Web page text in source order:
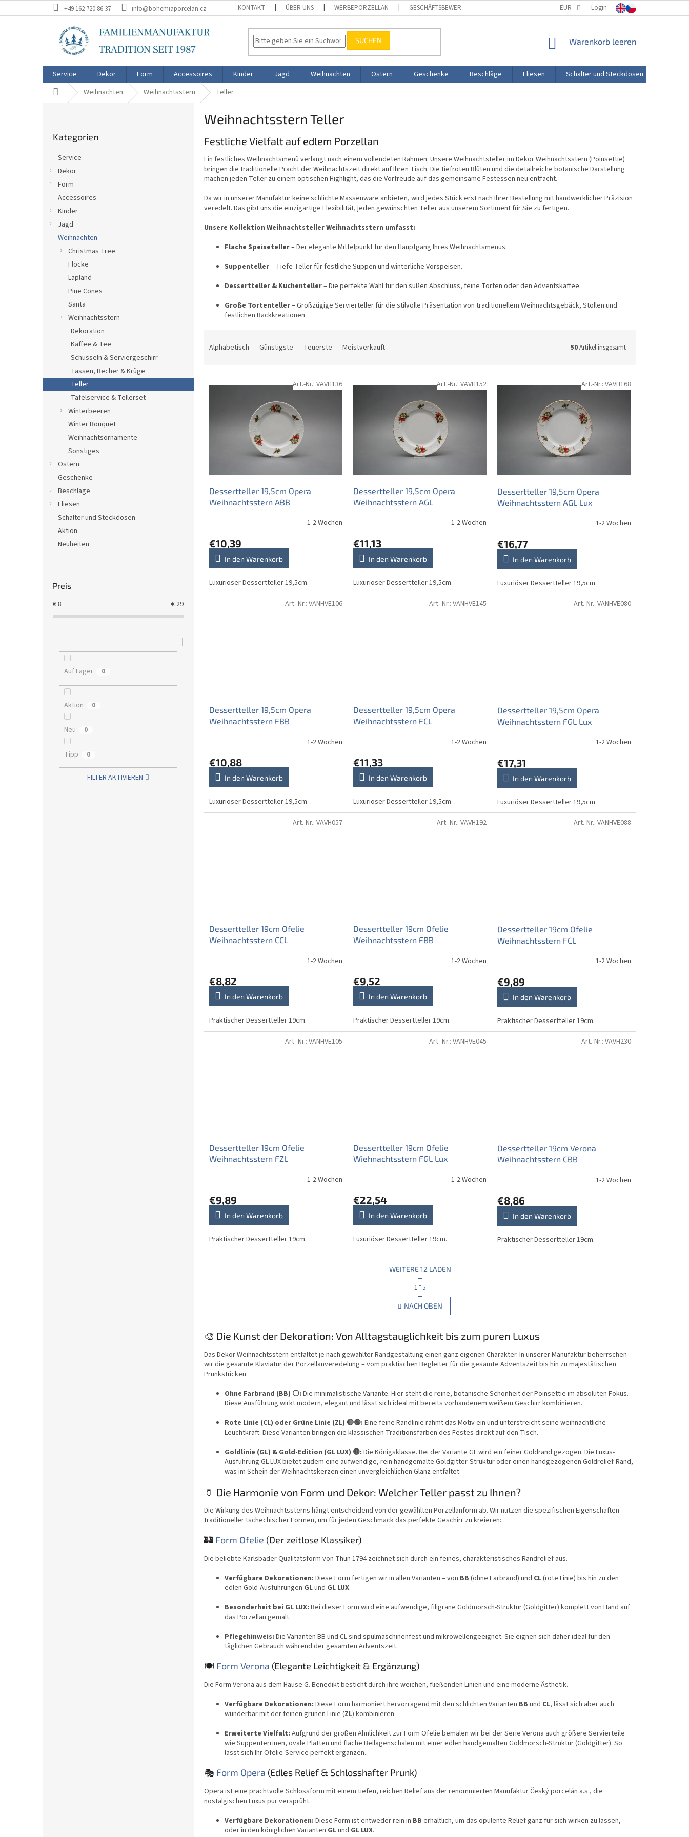
Inhalt
+49 162 720 86 37 info@bohemiaporcelan.cz KONTAKT ÜBER UNS WERBEPORZELLAN GESCHÄFTSBEWERTUNG PORZELLANHERSTELLUNG TRANSPORT UND ZAHLUNG
EUR Login
SUCHEN WARENKORB
Warenkorb leeren
Service Dekor Form Accessoires Kinder Jagd Weihnachten Ostern Geschenke Beschläge Fliesen Schalter und Steckdosen
StartseiteWeihnachten Weihnachtsstern Teller
überspringen
Kategorien
Service
Dekor
Form
Accessoires
Kinder
Jagd
Weihnachten
Christmas Tree
Flocke
Lapland
Pine Cones
Santa
Weihnachtsstern
Dekoration
Kaffee & Tee
Schüsseln & Serviergeschirr
Tassen, Becher & Krüge
Teller
Tafelservice & Tellerset
Winterbeeren
Winter Bouquet
Weihnachtsornamente
Sonstiges
Ostern
Geschenke
Beschläge
Fliesen
Schalter und Steckdosen
Aktion
Neuheiten
Preis
€8 € 29
Auf Lager 0
Aktion 0
Neu 0
Tipp 0
FILTER AKTIVIEREN
Weihnachtsstern Teller
Festliche Vielfalt auf edlem Porzellan
Ein festliches Weihnachtsmenü verlangt nach einem vollendeten Rahmen. Unsere Weihnachtsteller im Dekor Weihnachtsstern (Poinsettie)
bringen die traditionelle Pracht der Weihnachtszeit direkt auf Ihren Tisch. Die tiefroten Blüten und die detailreiche botanische Darstellung
machen jeden Teller zu einem optischen Highlight, das die Vorfreude auf das gemeinsame Festessen neu entfacht.
Da wir in unserer Manufaktur keine schlichte Massenware anbieten, wird jedes Stück erst nach Ihrer Bestellung mit handwerklicher Präzision
veredelt. Das gibt uns die einzigartige Flexibilität, jeden gewünschten Teller aus unserem Sortiment für Sie zu fertigen.
Unsere Kollektion Weihnachtsteller Weihnachtsstern umfasst:
Flache Speiseteller– Der elegante Mittelpunkt für den Hauptgang Ihres Weihnachtsmenüs.
Suppenteller– Tiefe Teller für festliche Suppen und winterliche Vorspeisen.
Dessertteller & Kuchenteller– Die perfekte Wahl für den süßen Abschluss, feine Torten oder den Adventskaffee.
Große Tortenteller– Großzügige Servierteller für die stilvolle Präsentation von traditionellem Weihnachtsgebäck, Stollen und
festlichen Backkreationen.
n
Alphabetisch Günstigste Teuerste Meistverkauft 50Artikel insgesamt
Dessertteller 19,5cm Opera
Weihnachtsstern ABB
1-2 Wochen
€10,39
In den Warenkorb
Luxuriöser Dessertteller 19,5cm.
Art.-Nr.: VAVH136
Dessertteller 19,5cm Opera
Weihnachtsstern AGL
1-2 Wochen
€11,13
In den Warenkorb
Luxuriöser Dessertteller 19,5cm.
Art.-Nr.: VAVH152
Dessertteller 19,5cm Opera
Weihnachtsstern AGL Lux
1-2 Wochen
€16,77
In den Warenkorb
Luxuriöser Dessertteller 19,5cm.
Art.-Nr.: VAVH168
Dessertteller 19,5cm Opera
Weihnachtsstern FBB
1-2 Wochen
€10,88
In den Warenkorb
Luxuriöser Dessertteller 19,5cm.
Art.-Nr.: VANHVE106
Dessertteller 19,5cm Opera
Weihnachtsstern FCL
1-2 Wochen
€11,33
In den Warenkorb
Luxuriöser Dessertteller 19,5cm.
Art.-Nr.: VANHVE145
Dessertteller 19,5cm Opera
Weihnachtsstern FGL Lux
1-2 Wochen
€17,31
In den Warenkorb
Luxuriöser Dessertteller 19,5cm.
Art.-Nr.: VANHVE080
Dessertteller 19cm Ofelie
Weihnachtsstern CCL
1-2 Wochen
€8,82
In den Warenkorb
Praktischer Dessertteller 19cm.
Art.-Nr.: VAVH057
Dessertteller 19cm Ofelie
Weihnachtsstern FBB
1-2 Wochen
€9,52
In den Warenkorb
Praktischer Dessertteller 19cm.
Art.-Nr.: VAVH192
Dessertteller 19cm Ofelie
Weihnachtsstern FCL
1-2 Wochen
€9,89
In den Warenkorb
Praktischer Dessertteller 19cm.
Art.-Nr.: VANHVE088
Dessertteller 19cm Ofelie
Weihnachtsstern FZL
1-2 Wochen
€9,89
In den Warenkorb
Praktischer Dessertteller 19cm.
Art.-Nr.: VANHVE105
Dessertteller 19cm Ofelie
Wiehnachtsstern FGL Lux
1-2 Wochen
€22,54
In den Warenkorb
Luxuriöser Dessertteller 19cm.
Art.-Nr.: VANHVE045
Dessertteller 19cm Verona
Weihnachtsstern CBB
1-2 Wochen
€8,86
In den Warenkorb
Praktischer Dessertteller 19cm.
Art.-Nr.: VAVH230
S
t
e
e
r
l
e
e
n
t
d
e
r
L
i
s
t
e
WEITERE 12 LADEN
a
g
i
n
e
u
n
g
1 5
NACH OBEN
🎨 Die Kunst der Dekoration: Von Alltagstauglichkeit bis zum puren Luxus
Das Dekor Weihnachtsstern entfaltet je nach gewählter Randgestaltung einen ganz eigenen Charakter. In unserer Manufaktur beherrschen
wir die gesamte Klaviatur der Porzellanveredelung – vom praktischen Begleiter für die gesamte Adventszeit bis hin zu majestätischen
Prunkstücken:
Ohne Farbrand (BB) ⚪: Die minimalistische Variante. Hier steht die reine, botanische Schönheit der Poinsettie im absoluten Fokus.
Diese Ausführung wirkt modern, elegant und lässt sich ideal mit bereits vorhandenem weißem Geschirr kombinieren.
Rote Linie (CL) oder Grüne Linie (ZL) 🔴🟢: Eine feine Randlinie rahmt das Motiv ein und unterstreicht seine weihnachtliche
Leuchtkraft. Diese Varianten bringen die klassischen Traditionsfarben des Festes direkt auf den Tisch.
Goldlinie (GL) & Gold-Edition (GL LUX) 🟡: Die Königsklasse. Bei der Variante GL wird ein feiner Goldrand gezogen. Die Luxus-
Ausführung GL LUX bietet zudem eine aufwendige, rein handgemalte Goldgitter-Struktur oder einen handgezogenen Goldrelief-Rand,
was im Schein der Weihnachtskerzen einen unvergleichlichen Glanz entfaltet.
🏺 Die Harmonie von Form und Dekor: Welcher Teller passt zu Ihnen?
Die Wirkung des Weihnachtssterns hängt entscheidend von der gewählten Porzellanform ab. Wir nutzen die spezifischen Eigenschaften
traditioneller tschechischer Formen, um für jeden Geschmack das perfekte Geschirr zu kreieren:
🏰 Form Ofelie (Der zeitlose Klassiker)
Die beliebte Karlsbader Qualitätsform von Thun 1794 zeichnet sich durch ein feines, charakteristisches Randrelief aus.
Verfügbare Dekorationen: Diese Form fertigen wir in allen Varianten – von BB (ohne Farbrand) und CL(rote Linie) bis hin zu den
edlen Gold-Ausführungen GLund GL LUX.
Besonderheit bei GL LUX: Bei dieser Form wird eine aufwendige, filigrane Goldmorsch-Struktur (Goldgitter) komplett von Hand auf
das Porzellan gemalt.
Pflegehinweis: Die Varianten BB und CL sind spülmaschinenfest und mikrowellengeeignet. Sie eignen sich daher ideal für den
täglichen Gebrauch während der gesamten Adventszeit.
🍽️ Form Verona (Elegante Leichtigkeit & Ergänzung)
Die Form Verona aus dem Hause G. Benedikt besticht durch ihre weichen, fließenden Linien und eine moderne Ästhetik.
Verfügbare Dekorationen: Diese Form harmoniert hervorragend mit den schlichten Varianten BB und CL, lässt sich aber auch
wunderbar mit der feinen grünen Linie (ZL) kombinieren.
Erweiterte Vielfalt: Aufgrund der großen Ähnlichkeit zur Form Ofelie bemalen wir bei der Serie Verona auch größere Servierteile
wie Suppenterrinen, ovale Platten und flache Beilagenschalen mit einer edlen handgemalten Goldmorsch-Struktur (Goldgitter). So
lässt sich Ihr Ofelie-Service perfekt ergänzen.
🎭 Form Opera (Edles Relief & Schlosshafter Prunk)
Opera ist eine prachtvolle Schlossform mit einem tiefen, reichen Relief aus der renommierten Manufaktur Český porcelán a.s., die
nostalgischen Luxus pur versprüht.
Verfügbare Dekorationen: Diese Form ist entweder rein in BB erhältlich, um das opulente Relief ganz für sich wirken zu lassen,
oder in den königlichen Varianten GLund GL LUX.